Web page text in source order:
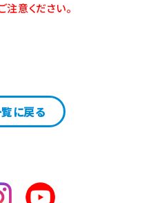
注意ください。
に戻る